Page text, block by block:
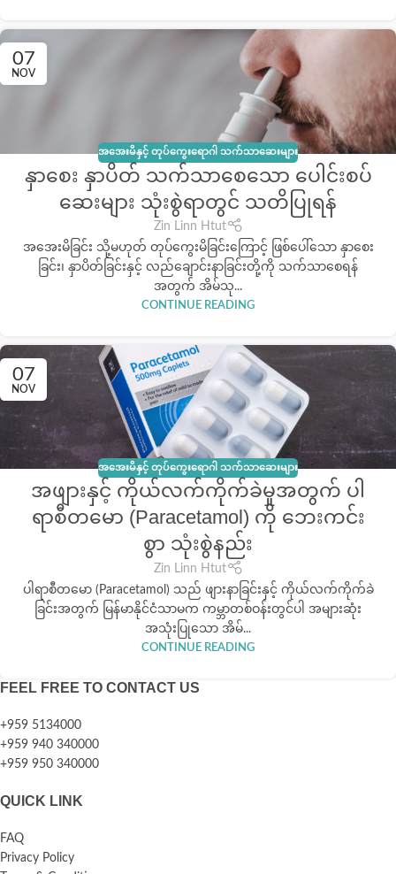
07
NOV
အအေးမိနှင့် တုပ်ကွေးရောဂါ သက်သာဆေးများ
နှာစေး နှာပိတ် သက်သာစေသော ပေါင်းစပ်
ဆေးများ သုံးစွဲရာတွင် သတိပြုရန်
Zin Linn Htut
အအေးမိခြင်း သို့မဟုတ် တုပ်ကွေးမိခြင်းကြောင့် ဖြစ်ပေါ်သော နှာစေး
ခြင်း၊ နှာပိတ်ခြင်းနှင့် လည်ချောင်းနာခြင်းတို့ကို သက်သာစေရန်
အတွက် အိမ်သု...
CONTINUE READING
07
NOV
အအေးမိနှင့် တုပ်ကွေးရောဂါ သက်သာဆေးများ
အဖျားနှင့် ကိုယ်လက်ကိုက်ခဲမှုအတွက် ပါ
ရာစီတမော (Paracetamol) ကို ဘေးကင်း
စွာ သုံးစွဲနည်း
Zin Linn Htut
ပါရာစီတမော (Paracetamol) သည် ဖျားနာခြင်းနှင့် ကိုယ်လက်ကိုက်ခဲ
ခြင်းအတွက် မြန်မာနိုင်ငံသာမက ကမ္ဘာတစ်ဝန်းတွင်ပါ အများဆုံး
အသုံးပြုသော အိမ်...
CONTINUE READING
FEEL FREE TO CONTACT US
+959 5134000
+959 940 340000
+959 950 340000
QUICK LINK
FAQ
Privacy Policy